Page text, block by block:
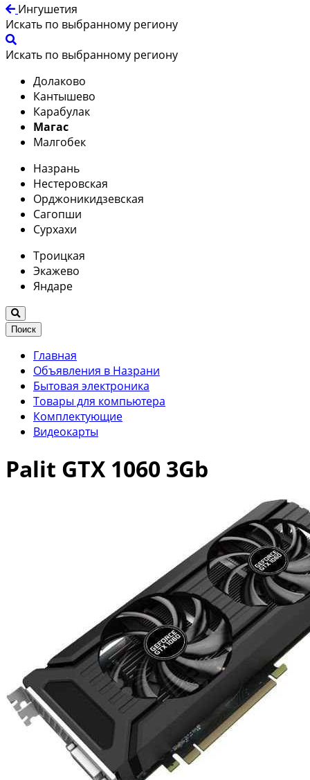
Ингушетия
Искать по выбранному региону
Искать по выбранному региону
Долаково
Кантышево
Карабулак
Магас
Малгобек
Назрань
Нестеровская
Орджоникидзевская
Сагопши
Сурхахи
Троицкая
Экажево
Яндаре
Поиск
Главная
Объявления в Назрани
Бытовая электроника
Товары для компьютера
Комплектующие
Видеокарты
Palit GTX 1060 3Gb